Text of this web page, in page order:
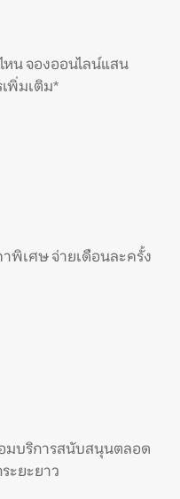
หน จองออนไลน์แสน
พิ่มเติม*
พิเศษ จ่ายเดือนละครั้ง
มบริการสนับสนุนตลอด
ะยะยาว